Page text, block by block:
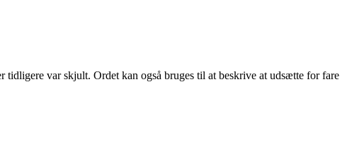
var skjult. Ordet kan også bruges til at beskrive at udsætte for fare